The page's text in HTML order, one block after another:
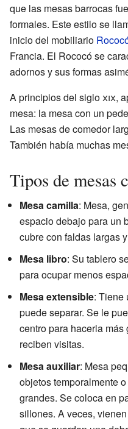
que las mesas barrocas
formales. Este estilo se
inicio del mobiliario
Francia. El Rococó se
adornos y sus formas
A principios del sigloxix,
mesa: la mesa con un
Las mesas de comedor
También había muchas
Tipos de mesas
Mesa camilla: Mesa,
espacio debajo para un
cubre con faldas largas
Mesa libro: Su tablero
para ocupar menos
Mesa extensible: Tiene
puede separar. Se le
centro para hacerla
reciben visitas.
Mesa auxiliar: Mesa
objetos temporalmente
grandes. Se coloca en
sillones. A veces,